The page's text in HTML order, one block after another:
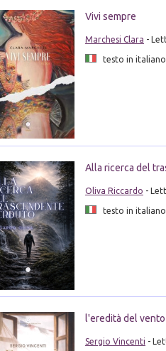
Vivi sempre
Marchesi Clara -
testo in italiano
Alla ricerca del
Oliva Riccardo -
testo in italiano
l'eredità del vento
Sergio Vincenti -